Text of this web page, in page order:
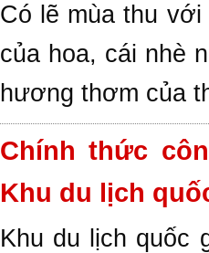
Có lẽ mùa thu
của hoa, cái nhè
hương thơm của
Chính thức
Khu du lịch
Khu du lịch quốc